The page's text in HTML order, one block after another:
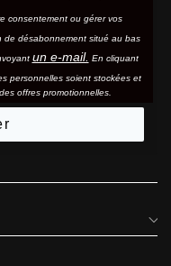
consentement ou gérer vos
de désabonnement situé au bas
un e-mail. En cliquant
personnelles soient stockées et
offres promotionnelles.